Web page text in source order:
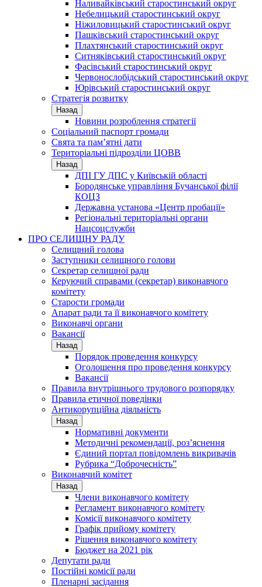
Наливайківський старостинський округ
Небелицький старостинський округ
Ніжиловицький старостинський округ
Пашківський старостинський округ
Плахтянський старостинський округ
Ситняківський старостинський округ
Фасівський старостинський округ
Червонослобідський старостинський округ
Юрівський старостинський округ
Стратегія розвитку
Назад
Новини розроблення стратегії
Соціальний паспорт громади
Свята та пам’ятні дати
Територіальні підрозділи ЦОВВ
Назад
ДПІ ГУ ДПС у Київській області
Бородянське управління Бучанської філії
КОЦЗ
Державна установа «Центр пробації»
Регіональні територіальні органи
Нацсоцслужби
ПРО СЕЛИЩНУ РАДУ
Селищний голова
Заступники селищного голови
Секретар селищної ради
Керуючий справами (секретар) виконавчого
комітету
Старости громади
Апарат ради та її виконавчого комітету
Виконавчі органи
Вакансії
Назад
Порядок проведення конкурсу
Оголошення про проведення конкурсу
Вакансії
Правила внутрішнього трудового розпорядку
Правила етичної поведінки
Антикорупційна діяльність
Назад
Нормативні документи
Методичні рекомендації, роз’яснення
Єдиний портал повідомлень викривачів
Рубрика “Доброчесність”
Виконавчий комітет
Назад
Члени виконавчого комітету
Регламент виконавчого комітету
Комісії виконавчого комітету
Графік прийому комітету
Рішення виконавчого комітету
Бюджет на 2021 рік
Депутати ради
Постійні комісії ради
Пленарні засідання